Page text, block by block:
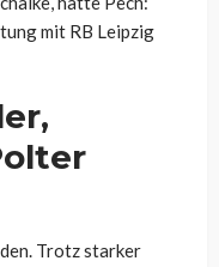
mit RB Leipzig
Trotz starker